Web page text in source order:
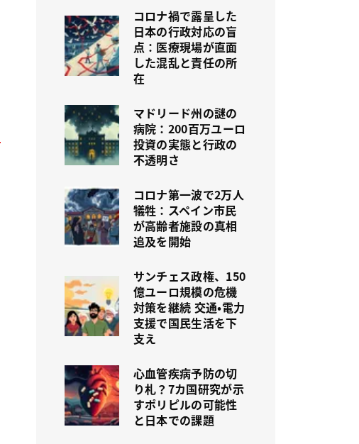
コロナ禍で露呈した
日本の行政対応の盲
点：医療現場が直面
した混乱と責任の所
在
マドリード州の謎の
病院：200百万ユーロ
投資の実態と行政の
不透明さ
コロナ第一波で2万人
犠牲：スペイン市民
が高齢者施設の真相
追及を開始
サンチェス政権、150
億ユーロ規模の危機
対策を継続 交通・電力
支援で国民生活を下
支え
心血管疾病予防の切
り札？7カ国研究が示
すポリピルの可能性
と日本での課題